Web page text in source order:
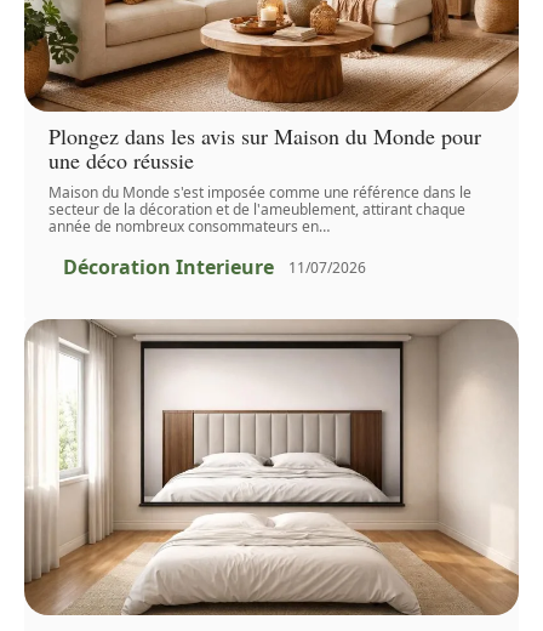
Plongez dans les avis sur Maison du Monde pour
une déco réussie
Maison du Monde s'est imposée comme une référence dans le
secteur de la décoration et de l'ameublement, attirant chaque
année de nombreux consommateurs en…
Décoration Interieure 11/07/2026